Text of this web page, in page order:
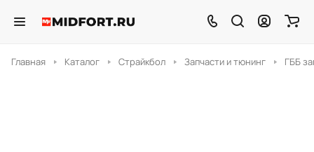
Главная Каталог Страйкбол Запчасти и тюнинг ГББ